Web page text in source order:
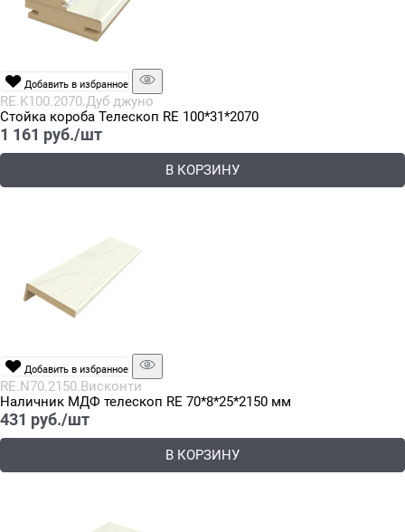
Добавить в избранное
RE.K100.2070.Дуб джуно
Стойка короба Телескоп RE 100*31*2070
1 161 руб./шт
В КОРЗИНУ
Добавить в избранное
RE.N70.2150.Висконти
Наличник МДФ телескоп RE 70*8*25*2150 мм
431 руб./шт
В КОРЗИНУ